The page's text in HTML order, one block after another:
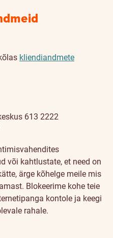
kliendiandmete
613 2222
või kahtlustate, et need on
ärge kõhelge meile mis
Blokeerime kohe teie
kontole ja keegi
rahale.